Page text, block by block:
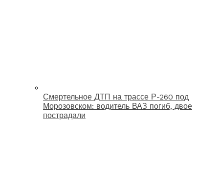
Смертельное ДТП на трассе Р-260 под
Морозовском: водитель ВАЗ погиб, двое
пострадали